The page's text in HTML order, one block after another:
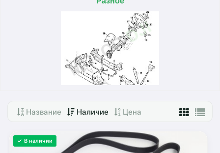
Название Наличие Цена
✓ В наличии